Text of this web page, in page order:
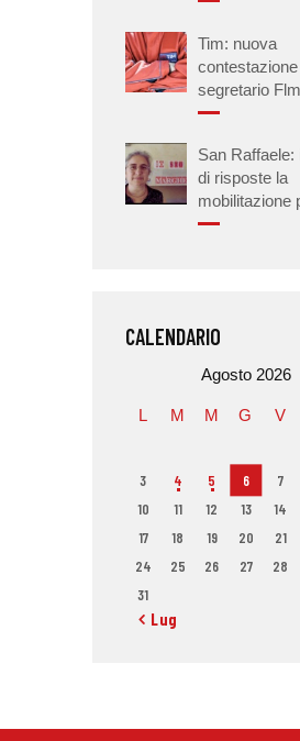
Tim: nuova
segretario
San Raffaele:
di risposte la
mobilitazione
CALENDARIO
Agosto 2026
L M M G V
3
4 5 6 7
10
11 12 13 14
17
18 19 20 21
24
25 26 27 28
31
« Lug